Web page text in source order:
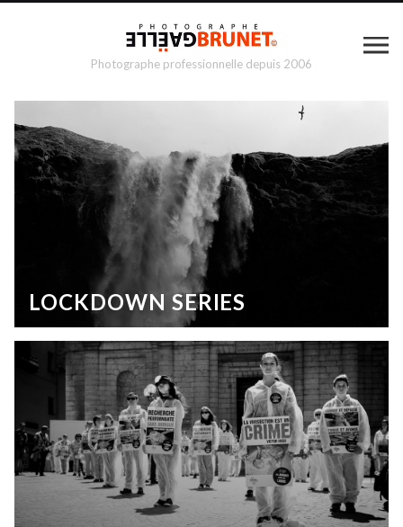
Photographe professionnelle depuis 2006
LOCKDOWN SERIES